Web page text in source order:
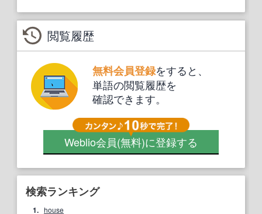
閲覧履歴
無料会員登録をすると、
単語の閲覧履歴を
確認できます。
Weblio会員(無料)に登録する
検索ランキング
1. house